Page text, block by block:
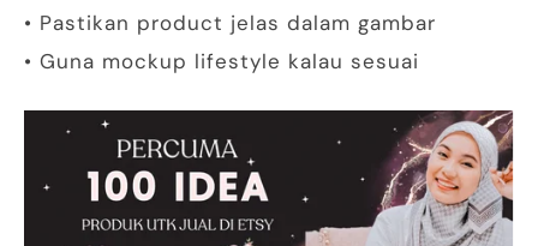
• Pastikan product jelas dalam gambar
• Guna mockup lifestyle kalau sesuai